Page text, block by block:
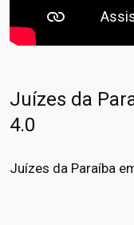
Juízes da
4.0
Juízes da Paraíba